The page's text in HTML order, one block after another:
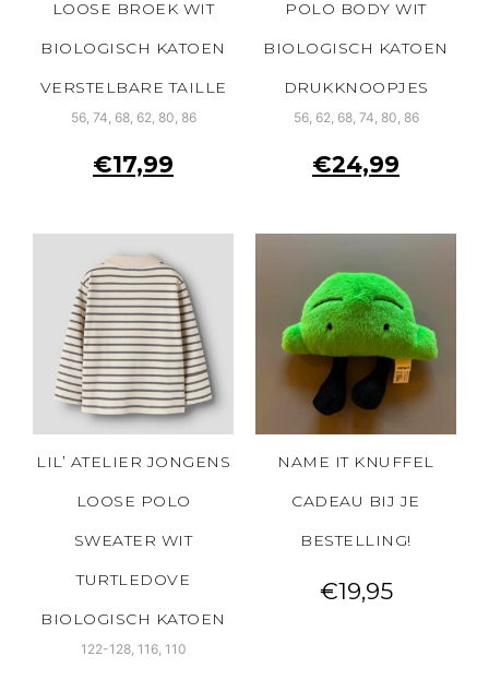
LOOSE BROEK WIT
BIOLOGISCH KATOEN
VERSTELBARE TAILLE
56, 74, 68, 62, 80, 86
€17,99
POLO BODY WIT
BIOLOGISCH KATOEN
DRUKKNOOPJES
56, 62, 68, 74, 80, 86
€24,99
LIL’ ATELIER JONGENS
LOOSE POLO
SWEATER WIT
TURTLEDOVE
BIOLOGISCH KATOEN
122-128, 116, 110
NAME IT KNUFFEL
CADEAU BIJ JE
BESTELLING!
€19,95